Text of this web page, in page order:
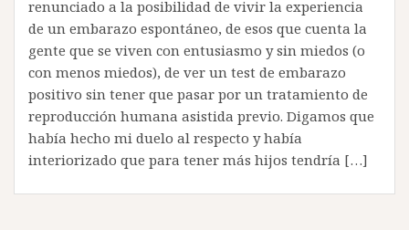
renunciado a la posibilidad de vivir la experiencia
de un embarazo espontáneo, de esos que cuenta la
gente que se viven con entusiasmo y sin miedos (o
con menos miedos), de ver un test de embarazo
positivo sin tener que pasar por un tratamiento de
reproducción humana asistida previo. Digamos que
había hecho mi duelo al respecto y había
interiorizado que para tener más hijos tendría […]